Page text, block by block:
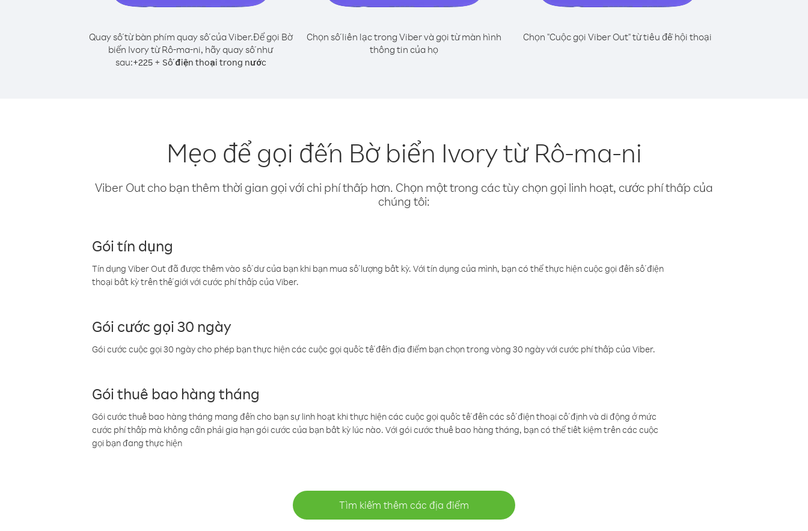
Quay số từ bàn phím quay số của Viber.Để gọi Bờ
biển Ivory từ Rô-ma-ni, hãy quay số như
sau:+225+ Số điện thoại trong nước
Chọn số liên lạc trong Viber và gọi từ màn hình
thông tin của họ
Chọn "Cuộc gọi Viber Out" từ tiêu đề hội thoại
Mẹo để gọi đến Bờ biển Ivory từ Rô-ma-ni
Viber Out cho bạn thêm thời gian gọi với chi phí thấp hơn. Chọn một trong các tùy chọn gọi linh hoạt, cước phí thấp của
chúng tôi:
Gói tín dụng
Tín dụng Viber Out đã được thêm vào số dư của bạn khi bạn mua số lượng bất kỳ. Với tín dụng của mình, bạn có thể thực hiện cuộc gọi đến số điện
thoại bất kỳ trên thế giới với cước phí thấp của Viber.
Gói cước gọi 30 ngày
Gói cước cuộc gọi 30 ngày cho phép bạn thực hiện các cuộc gọi quốc tế đến địa điểm bạn chọn trong vòng 30 ngày với cước phí thấp của Viber.
Gói thuê bao hàng tháng
Gói cước thuê bao hàng tháng mang đến cho bạn sự linh hoạt khi thực hiện các cuộc gọi quốc tế đến các số điện thoại cố định và di động ở mức
cước phí thấp mà không cần phải gia hạn gói cước của bạn bất kỳ lúc nào. Với gói cước thuê bao hàng tháng, bạn có thể tiết kiệm trên các cuộc
gọi bạn đang thực hiện
Tìm kiếm thêm các địa điểm